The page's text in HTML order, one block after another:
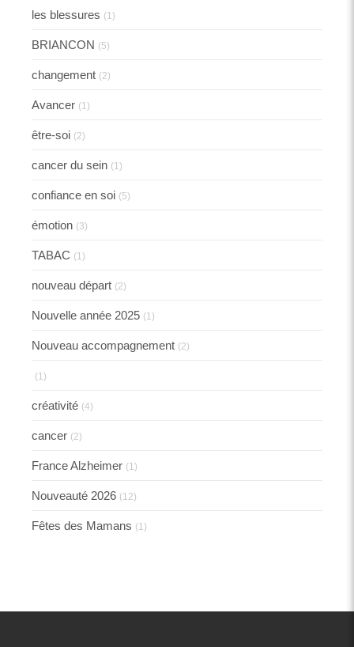
les blessures (1)
BRIANCON (5)
changement (2)
Avancer (1)
être-soi (2)
cancer du sein (1)
confiance en soi (5)
émotion (3)
TABAC (1)
nouveau départ (2)
Nouvelle année 2025 (1)
Nouveau accompagnement (2)
(1)
créativité (4)
cancer (2)
France Alzheimer (1)
Nouveauté 2026 (12)
Fêtes des Mamans (1)